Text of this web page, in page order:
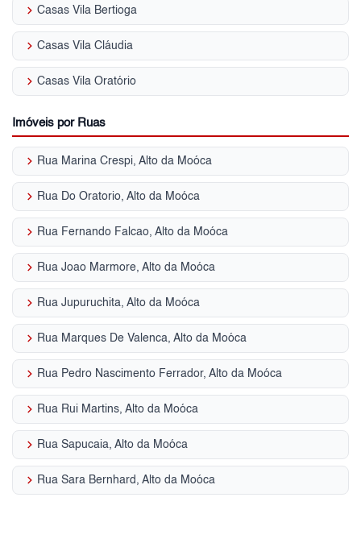
keyboard_arrow_right Casas Vila Bertioga
keyboard_arrow_right Casas Vila Cláudia
keyboard_arrow_right Casas Vila Oratório
Imóveis por Ruas
keyboard_arrow_right Rua Marina Crespi, Alto da Moóca
keyboard_arrow_right Rua Do Oratorio, Alto da Moóca
keyboard_arrow_right Rua Fernando Falcao, Alto da Moóca
keyboard_arrow_right Rua Joao Marmore, Alto da Moóca
keyboard_arrow_right Rua Jupuruchita, Alto da Moóca
keyboard_arrow_right Rua Marques De Valenca, Alto da Moóca
keyboard_arrow_right Rua Pedro Nascimento Ferrador, Alto da Moóca
keyboard_arrow_right Rua Rui Martins, Alto da Moóca
keyboard_arrow_right Rua Sapucaia, Alto da Moóca
keyboard_arrow_right Rua Sara Bernhard, Alto da Moóca